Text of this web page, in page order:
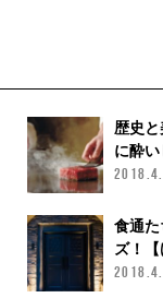
歴史
に酔い
食通
ズ！